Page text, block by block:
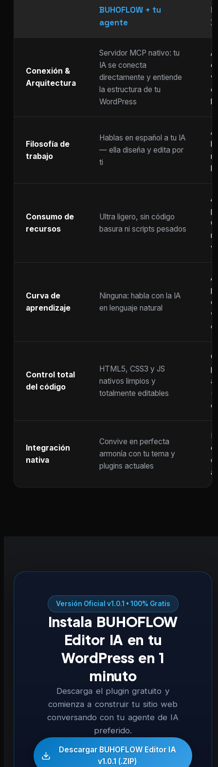
BUHOFLOW + tu
agente
Conexión &
Arquitectura
Servidor MCP nativo: tu
IA se conecta
directamente y entiende
la estructura de tu
WordPress
Filosofía de
trabajo
Hablas en español a tu IA
— ella diseña y edita por
ti
Consumo de
recursos
Ultra ligero, sin código
basura ni scripts pesados
Curva de
aprendizaje
Ninguna: habla con la IA
en lenguaje natural
Control total
del código
HTML5, CSS3 y JS
nativos limpios y
totalmente editables
Integración
nativa
Convive en perfecta
armonía con tu tema y
plugins actuales
Versión Oficial v1.0.1 • 100% Gratis
Instala BUHOFLOW
Editor IA en tu
WordPress en 1
minuto
Descarga el plugin gratuito y
comienza a construir tu sitio web
conversando con tu agente de IA
preferido.
Descargar BUHOFLOW Editor IA
v1.0.1 (.ZIP)